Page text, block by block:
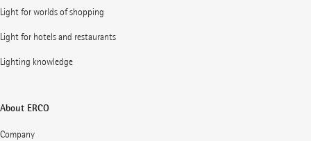
Light for worlds of shopping
Light for hotels and restaurants
Lighting knowledge
About ERCO
Company